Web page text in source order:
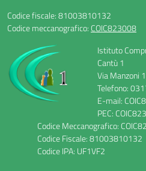
Codice fiscale: 81003810132
Codice meccanografico: COIC823008
Istituto
Cantù 1
Via Manzoni
Telefono:
E-mail:
PEC:
Codice Meccanografico:
Codice Fiscale: 81003810132
Codice IPA: UF1VF2